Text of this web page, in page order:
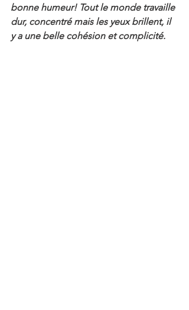
bonne humeur! Tout le monde travaille
dur, concentré mais les yeux brillent, il
y a une belle cohésion et complicité.